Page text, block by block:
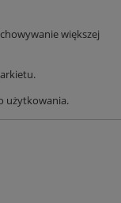
większej
użytkowania.